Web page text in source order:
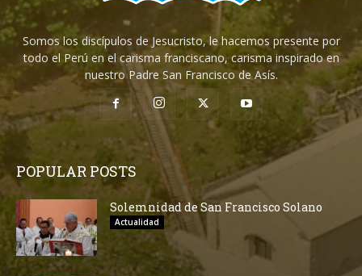
Somos los discípulos de Jesucristo, le hacemos presente por
todo el Perú en el carisma franciscano, carisma inspirado en
nuestro Padre San Francisco de Asís.
POPULAR POSTS
Solemnidad de San Francisco Solano
Actualidad